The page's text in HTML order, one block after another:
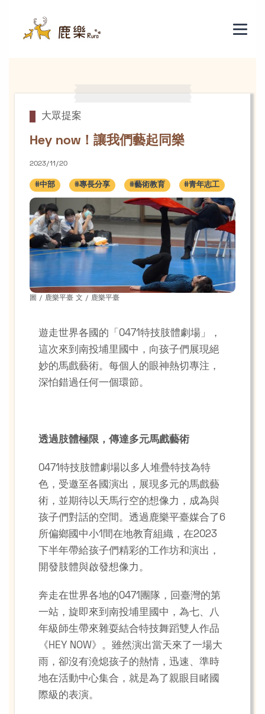
大眾提案
Hey now！讓我們藝起同樂
2023/11/20
#中部 #專長分享 #藝術教育 #青年志工
圖 / 鹿樂平臺 文 / 鹿樂平臺
遊走世界各國的「0471特技肢體劇場」，
這次來到南投埔里國中，向孩子們展現絕
妙的馬戲藝術。每個人的眼神熱切專注，
深怕錯過任何一個環節。
透過肢體極限，傳達多元馬戲藝術
0471特技肢體劇場以多人堆疊特技為特
色，受邀至各國演出，展現多元的馬戲藝
術，並期待以天馬行空的想像力，成為與
孩子們對話的空間。透過鹿樂平臺媒合了6
所偏鄉國中小1間在地教育組織，在2023
下半年帶給孩子們精彩的工作坊和演出，
開發肢體與啟發想像力。
奔走在世界各地的0471團隊，回臺灣的第
一站，旋即來到南投埔里國中，為七、八
年級師生帶來雜耍結合特技舞蹈雙人作品
《HEY NOW》。雖然演出當天來了一場大
雨，卻沒有澆熄孩子的熱情，迅速、準時
地在活動中心集合，就是為了親眼目睹國
際級的表演。